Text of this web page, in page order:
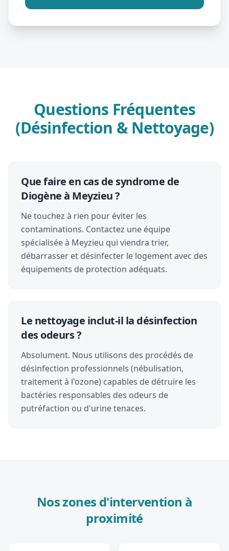
Questions Fréquentes
(Désinfection & Nettoyage)
Que faire en cas de syndrome de
Diogène à Meyzieu ?
Ne touchez à rien pour éviter les
contaminations. Contactez une équipe
spécialisée à Meyzieu qui viendra trier,
débarrasser et désinfecter le logement avec des
équipements de protection adéquats.
Le nettoyage inclut-il la désinfection
des odeurs ?
Absolument. Nous utilisons des procédés de
désinfection professionnels (nébulisation,
traitement à l'ozone) capables de détruire les
bactéries responsables des odeurs de
putréfaction ou d'urine tenaces.
Nos zones d'intervention à
proximité